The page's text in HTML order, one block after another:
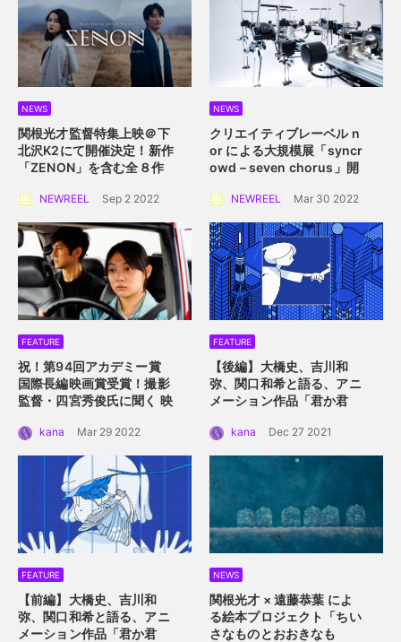
NEWS
関根光才監督特集上映＠下
北沢K2にて開催決定！ 新作
「ZENON」を含む全８作
NEWREEL Sep 2 2022
NEWS
クリエイティブレーベル n
or による大規模展 「syncr
owd – seven chorus」開
（土）〜 4月10日（日）横
NEWREEL Mar 30 2022
FEATURE
祝！第94回アカデミー賞
国際長編映画賞受賞！撮影
監督・四宮秀俊氏に聞く 映
ー」におけるロケーション
kana Mar 29 2022
FEATURE
【後編】大橋史、吉川和
弥、関口和希と語る、アニ
メーション作品「君か君
描くアニメーション的心理
kana Dec 27 2021
FEATURE
【前編】大橋史、吉川和
弥、関口和希と語る、アニ
メーション作品「君か君
NEWS
関根光才 × 遠藤恭葉 によ
る絵本プロジェクト「ちい
さなものとおおきなも